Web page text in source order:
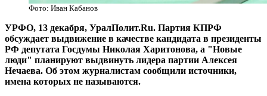
Фото: Иван Кабанов
УРФО, 13 декабря, УралПолит.Ru. Партия КПРФ
обсуждает выдвижение в качестве кандидата в президенты
РФ депутата Госдумы Николая Харитонова, а "Новые
люди" планируют выдвинуть лидера партии Алексея
Нечаева. Об этом журналистам сообщили источники,
имена которых не называются.